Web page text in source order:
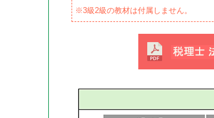
※3級2級の教材は付属しません。